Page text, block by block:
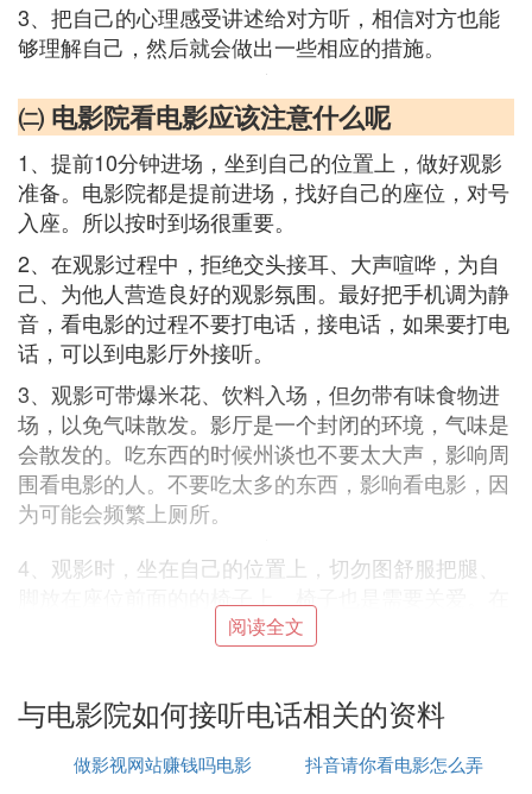
3、把自己的心理感受讲述给对方听，相信对方也能
够理解自己，然后就会做出一些相应的措施。
㈡ 电影院看电影应该注意什么呢
1、提前10分钟进场，坐到自己的位置上，做好观影
准备。电影院都是提前进场，找好自己的座位，对号
入座。所以按时到场很重要。
2、在观影过程中，拒绝交头接耳、大声喧哗，为自
己、为他人营造良好的观影氛围。最好把手机调为静
音，看电影的过程不要打电话，接电话，如果要打电
话，可以到电影厅外接听。
3、观影可带爆米花、饮料入场，但勿带有味食物进
场，以免气味散发。影厅是一个封闭的环境，气味是
会散发的。吃东西的时候州谈也不要太大声，影响周
围看电影的人。不要吃太多的东西，影响看电影，因
为可能会频繁上厕所。
4、观影时，坐在自己的位置上，切勿图舒服把腿、
公众场合，要注意自己的行为举止。
照，避免影响他人。毕竟专心看电影才最重要，电影
是用心体会。而且看电影是不能录像的，也不要经常
拿手机拍照。可能会被工作人员制止拍照。
阅读全文
与电影院如何接听电话相关的资料
做影视网站赚钱吗电影
抖音请你看电影怎么弄